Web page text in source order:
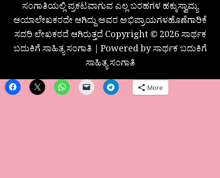
ಸಂಗಾತಿಯಲ್ಲಿ ಪ್ರಕಟವಾಗುವ ಎಲ್ಲ ಬರಹಗಳ ಹಕ್ಕುಸ್ವಾಮ್ಯ
ಆಯಾಲೇಖಕರದೇ ಆಗಿದ್ದು ಅವರ ಅಭಿಪ್ರಾಯಗಳಹೊಣೆಗಾರಿಕೆ
ಸದರಿ ಲೇಖಕರದೆ ಆಗಿರುತ್ತದೆ Copyright © 2026 ಸಾರ್ಥಕ
ಬದುಕಿಗೆ ಸಾಹಿತ್ಯ ಸಂಗಾತಿ | Powered by ಸಾರ್ಥಕ ಬದುಕಿಗೆ
ಸಾಹಿತ್ಯ ಸಂಗಾತಿ
More